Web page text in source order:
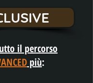
il percorso
più: